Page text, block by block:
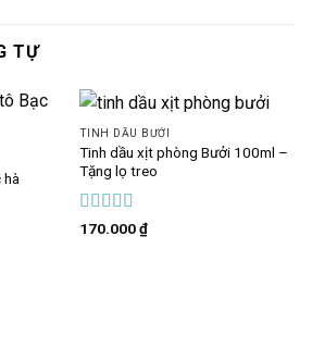
TỰ
hà
TINH DẦU BƯỞI
Tinh dầu xịt phòng Bưởi 100ml –
Tặng lọ treo
Được xếp
170.000₫